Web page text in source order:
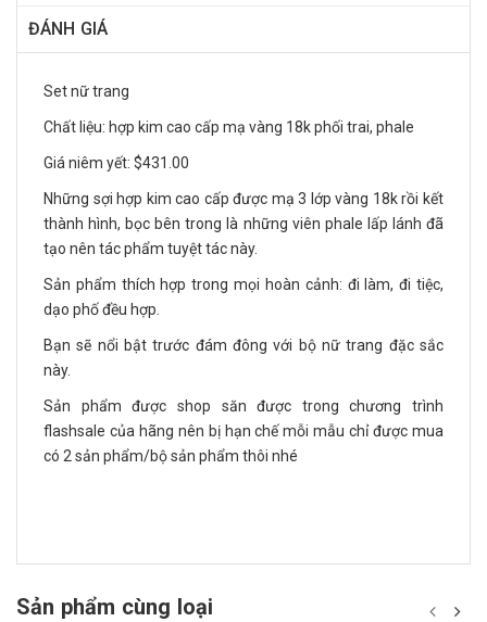
ĐÁNH GIÁ
Set nữ trang
Chất liệu: hợp kim cao cấp mạ vàng 18k phối trai, phale
Giá niêm yết: $431.00
Những sợi hợp kim cao cấp được mạ 3 lớp vàng 18k rồi kết
thành hình, bọc bên trong là những viên phale lấp lánh đã
tạo nên tác phẩm tuyệt tác này.
Sản phẩm thích hợp trong mọi hoàn cảnh: đi làm, đi tiệc,
dạo phố đều hợp.
Bạn sẽ nổi bật trước đám đông với bộ nữ trang đặc sắc
này.
Sản phẩm được shop săn được trong chương trình
flashsale của hãng nên bị hạn chế mỗi mẫu chỉ được mua
có 2 sản phẩm/bộ sản phẩm thôi nhé
Sản phẩm cùng loại